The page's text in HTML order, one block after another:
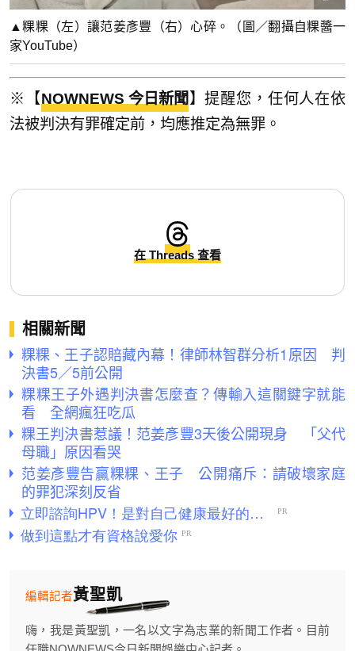
▲粿粿（左）讓范姜彥豐（右）心碎。（圖／翻攝自粿醬一
家YouTube）
※【NOWNEWS 今日新聞 】提醒您，任何人在依
法被判決有罪確定前，均應推定為無罪。
在 Threads 查看
相關新聞
粿粿、王子認賠藏內幕！律師林智群分析1原因 判
決書5／5前公開
粿粿王子外遇判決書怎麼查？傳輸入這關鍵字就能
看 全網瘋狂吃瓜
粿王判決書惹議！范姜彥豐3天後公開現身 「父代
母職」原因看哭
范姜彥豐告贏粿粿、王子 公開痛斥：請破壞家庭
的罪犯深刻反省
黃聖凱
編輯記者
嗨，我是黃聖凱，一名以文字為志業的新聞工作者。目前